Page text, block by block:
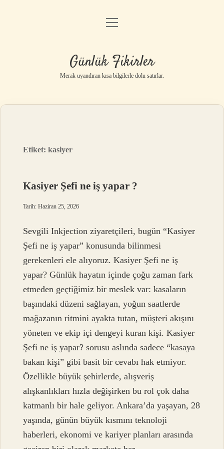
Anasayfa
Yasal Uyarı
menüyü
Günlük Fikirler
Merak uyandıran kısa bilgilerle dolu satırlar.
Etiket:kasiyer
Kasiyer Şefi ne iş yapar ?
Tarih: Haziran 25, 2026
Sevgili Inkjection ziyaretçileri, bugün “Kasiyer
Şefi ne iş yapar” konusunda bilinmesi
gerekenleri ele alıyoruz. Kasiyer Şefi ne iş
yapar? Günlük hayatın içinde çoğu zaman fark
etmeden geçtiğimiz bir meslek var: kasaların
başındaki düzeni sağlayan, yoğun saatlerde
mağazanın ritmini ayakta tutan, müşteri akışını
yöneten ve ekip içi dengeyi kuran kişi. Kasiyer
Şefi ne iş yapar? sorusu aslında sadece “kasaya
bakan kişi” gibi basit bir cevabı hak etmiyor.
Özellikle büyük şehirlerde, alışveriş
alışkanlıkları hızla değişirken bu rol çok daha
katmanlı bir hale geliyor. Ankara’da yaşayan, 28
yaşında, günün büyük kısmını teknoloji
haberleri, ekonomi ve kariyer planları arasında